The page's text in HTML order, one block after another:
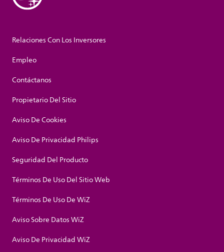
Relaciones Con Los Inversores
Empleo
Contáctanos
Propietario Del Sitio
Aviso De Cookies
Aviso De Privacidad Philips
Seguridad Del Producto
Términos De Uso Del Sitio Web
Términos De Uso De WiZ
Aviso Sobre Datos WiZ
Aviso De Privacidad WiZ